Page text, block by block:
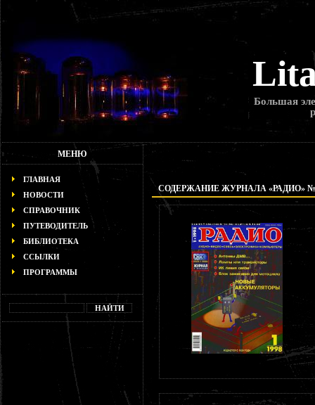
Большая
МЕНЮ
ГЛАВНАЯ
НОВОСТИ
СПРАВОЧНИК
ПУТЕВОДИТЕЛЬ
БИБЛИОТЕКА
ССЫЛКИ
ПРОГРАММЫ
СОДЕРЖАНИЕ ЖУРНАЛА «РАДИО» №